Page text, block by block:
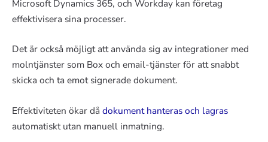
Microsoft Dynamics 365, och Workday kan företag
effektivisera sina processer.
Det är också möjligt att använda sig av integrationer med
molntjänster som Box och email-tjänster för att snabbt
skicka och ta emot signerade dokument.
Effektiviteten ökar då dokument hanteras och lagras
automatiskt utan manuell inmatning.